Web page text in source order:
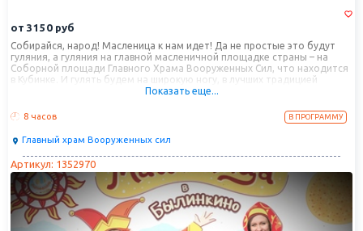
от 3150 руб
Собирайся, народ! Масленица к нам идет! Да не простые это будут
гуляния, а гуляния на главной масленичной площадке страны – на
Соборной площади Главного Храма Вооруженных Сил, что находится
в Кубинке. И гулять будем на широкую ногу, в лучших традицией
Российской Империи: будут и скоморохи, и старинные масленичные
Посемтим мы и сам Храм с интересной экскурсией, а желающие могут
увидеть уникальный интерактивный музей «Дорога памяти».
Показать еще...
8 часов В ПРОГРАММУ
Главный храм Вооруженных сил
Артикул: 1352970